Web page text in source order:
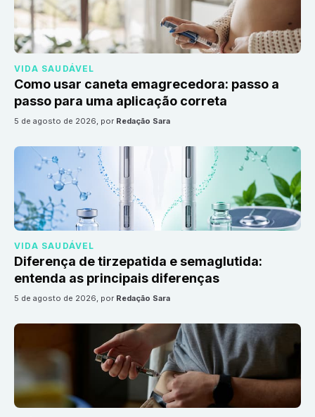
VIDA SAUDÁVEL
Como usar caneta emagrecedora: passo a
passo para uma aplicação correta
5 de agosto de 2026, por Redação Sara
VIDA SAUDÁVEL
Diferença de tirzepatida e semaglutida:
entenda as principais diferenças
5 de agosto de 2026, por Redação Sara